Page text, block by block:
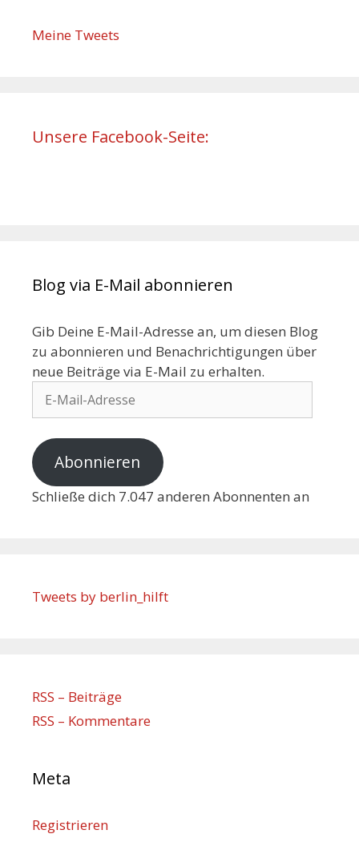
Meine Tweets
Unsere Facebook-Seite:
Blog via E-Mail abonnieren
Gib Deine E-Mail-Adresse an, um diesen Blog
zu abonnieren und Benachrichtigungen über
neue Beiträge via E-Mail zu erhalten.
Abonnieren
Schließe dich 7.047 anderen Abonnenten an
Tweets by berlin_hilft
RSS – Beiträge
RSS – Kommentare
Meta
Registrieren